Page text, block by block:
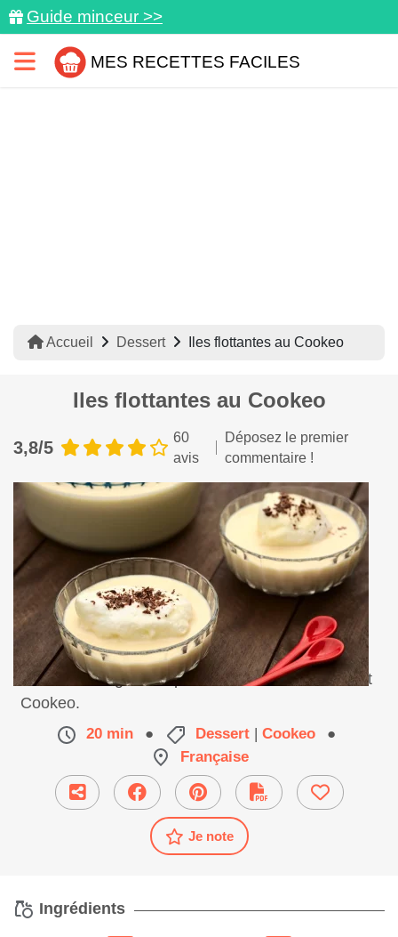
Guide minceur >>
MES RECETTES FACILES
Accueil Dessert Iles flottantes au Cookeo
Iles flottantes au Cookeo
3,8/5
60
avis
Déposez le premier
commentaire !
Un dessert léger et rapide à faire avec votre robot
Cookeo.
20 min ● Dessert | Cookeo
●
Française
Je note
Ingrédients